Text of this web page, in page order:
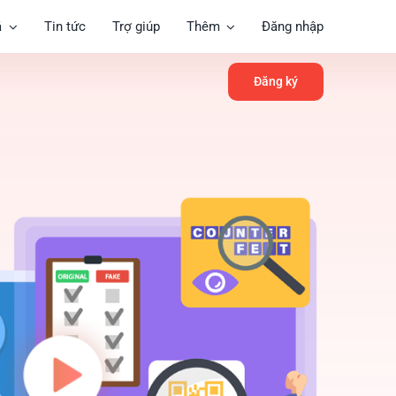
Tin tức Trợ giúp Thêm Đăng nhập
Đăng ký